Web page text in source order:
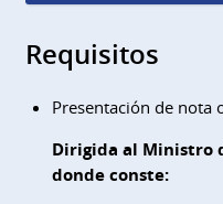
Requisitos
Presentación de nota
Dirigida al Ministro
donde conste: